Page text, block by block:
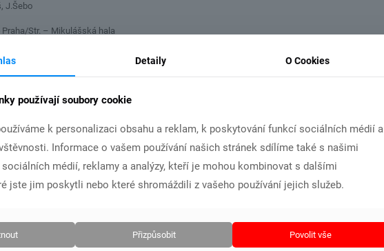
Str. – Mikulášská hala
hala Olymp – MU staršího žactva
– Vánoční hala
– Chodovská lat´ka
– 16.30 – Vánoční běh
– Střední Čechy – dorost – dospělí
– Střední Čechy – starší žactvo
– PKAS – dorost – dospělí
Detaily O Cookies
používají soubory cookie
k personalizaci obsahu a reklam, k poskytování funkcí sociálních médií a
Informace o vašem používání našich stránek sdílíme také s našimi
médií, reklamy a analýzy, kteří je mohou kombinovat s dalšími
jste jim poskytli nebo které shromáždili z vašeho používání jejich služeb.
Přizpůsobit Povolit vše